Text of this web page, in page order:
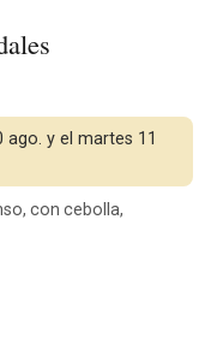
ago. y el martes 11
con cebolla,